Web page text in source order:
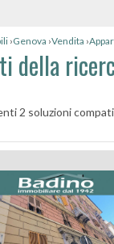
›Genova ›Vendita ›
della
2 soluzioni